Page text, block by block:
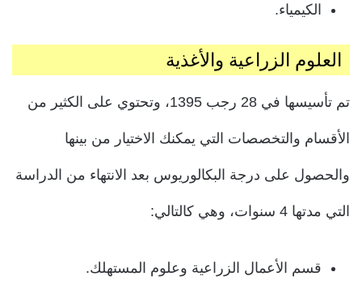
الكيمياء.
العلوم الزراعية والأغذية
تم تأسيسها في 28 رجب 1395، وتحتوي على الكثير من
الأقسام والتخصصات التي يمكنك الاختيار من بينها
والحصول على درجة البكالوريوس بعد الانتهاء من الدراسة
التي مدتها 4 سنوات، وهي كالتالي:
قسم الأعمال الزراعية وعلوم المستهلك.